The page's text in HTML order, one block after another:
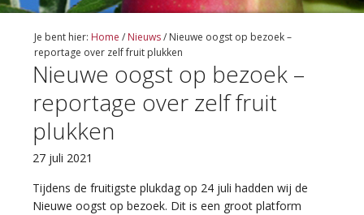
Je bent hier: Home / Nieuws/ Nieuwe oogst op bezoek –
reportage over zelf fruit plukken
Nieuwe oogst op bezoek –
reportage over zelf fruit
plukken
27 juli 2021
Tijdens de fruitigste plukdag op 24 juli hadden wij de
Nieuwe oogst op bezoek. Dit is een groot platform